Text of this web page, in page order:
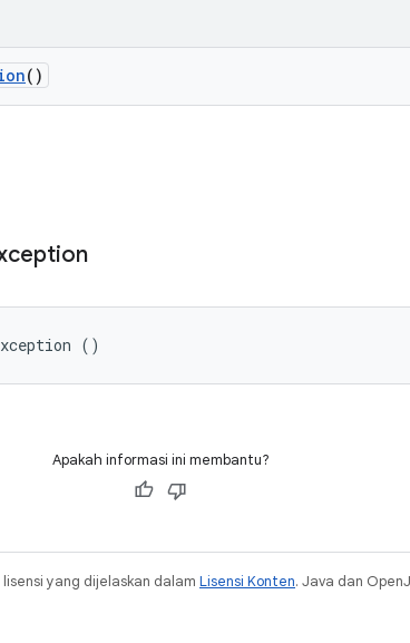
()
()
Apakah informasi ini membantu?
yang dijelaskan dalam Lisensi Konten. Java dan